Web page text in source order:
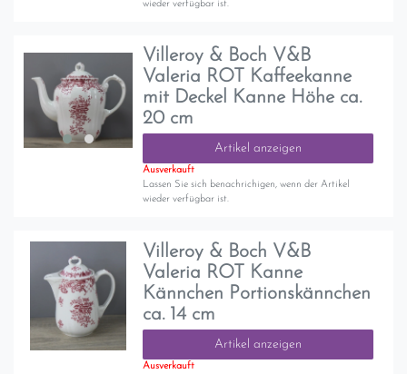
wieder verfügbar ist.
Villeroy & Boch V&B
Valeria ROT Kaffeekanne
mit Deckel Kanne Höhe ca.
20 cm
Artikel anzeigen
Ausverkauft
Lassen Sie sich benachrichigen, wenn der Artikel
wieder verfügbar ist.
Villeroy & Boch V&B
Valeria ROT Kanne
Kännchen Portionskännchen
ca. 14 cm
Artikel anzeigen
Ausverkauft